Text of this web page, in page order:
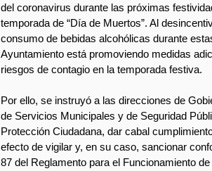
del coronavirus durante las próximas
temporada de “Día de Muertos”. Al
consumo de bebidas alcohólicas durante
Ayuntamiento está promoviendo medidas
riesgos de contagio en la temporada festiva.
Por ello, se instruyó a las direcciones de
de Servicios Municipales y de Seguridad
Protección Ciudadana, dar cabal
efecto de vigilar y, en su caso, sancionar
87 del Reglamento para el Funcionamiento